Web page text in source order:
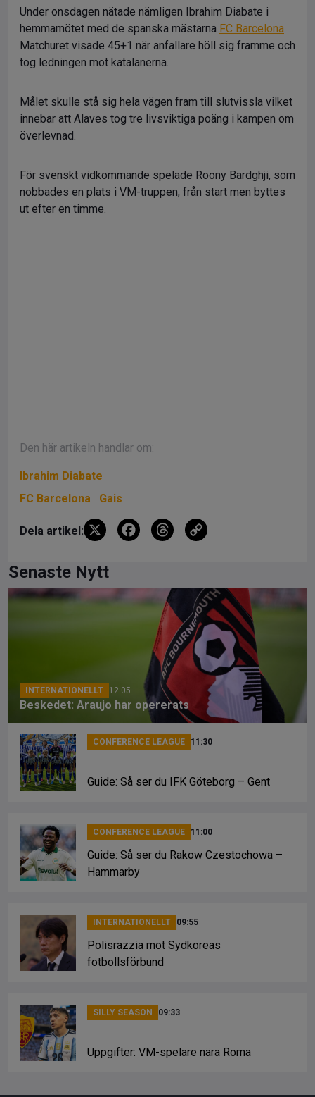
Under onsdagen nätade nämligen Ibrahim Diabate i
hemmamötet med de spanska mästarna FC Barcelona.
Matchuret visade 45+1 när anfallare höll sig framme och
tog ledningen mot katalanerna.
Målet skulle stå sig hela vägen fram till slutvissla vilket
innebar att Alaves tog tre livsviktiga poäng i kampen om
överlevnad.
För svenskt vidkommande spelade Roony Bardghji, som
nobbades en plats i VM-truppen, från start men byttes
ut efter en timme.
Den här artikeln handlar om:
Ibrahim Diabate
FC Barcelona
Gais
Dela artikel: X
F
b
o
k
T
a
d
s
Li
n
k
Senaste Nytt
INTERNATIONELLT 12:05
Beskedet: Araujo har opererats
CONFERENCE LEAGUE 11:30
Guide: Så ser du IFK Göteborg – Gent
CONFERENCE LEAGUE 11:00
Guide: Så ser du Rakow Czestochowa –
Hammarby
INTERNATIONELLT 09:55
Polisrazzia mot Sydkoreas
fotbollsförbund
SILLY SEASON 09:33
Uppgifter: VM-spelare nära Roma